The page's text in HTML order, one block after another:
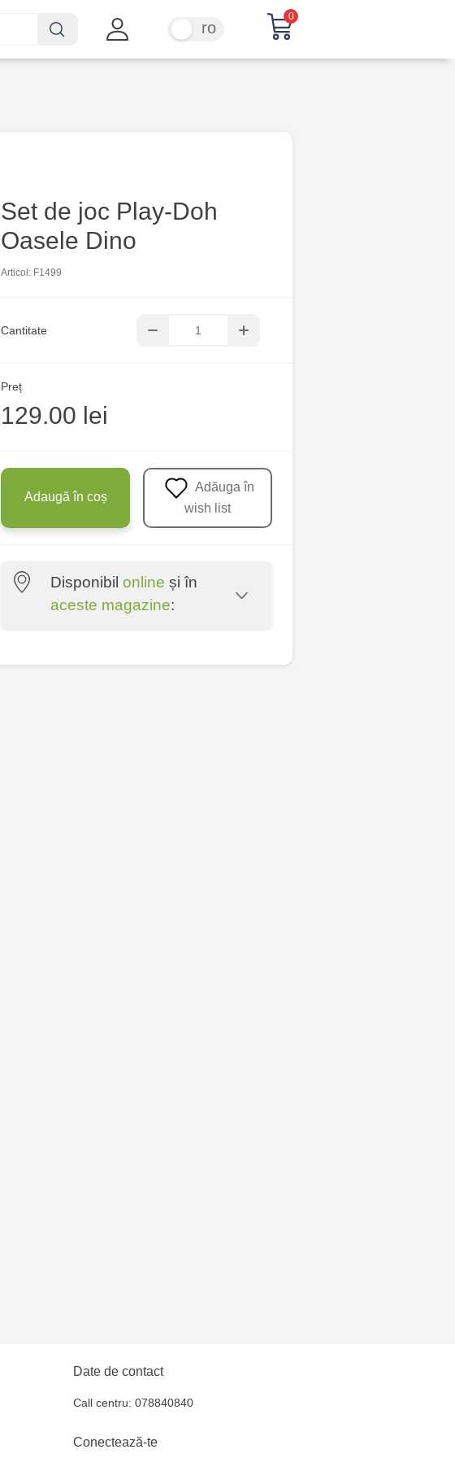
ro
0
Set de joc Play-Doh
Oasele Dino
Articol: F1499
Cantitate
Preț
129.00 lei
Adaugă în coș
wish list
Disponibil online și în
aceste magazine:
6
Date de contact
Call centru: 078840840
Conectează-te